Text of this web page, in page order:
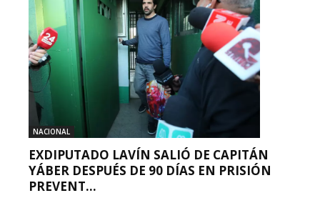
NACIONAL
EXDIPUTADO LAVÍN SALIÓ DE CAPITÁN
YÁBER DESPUÉS DE 90 DÍAS EN PRISIÓN
PREVENT...